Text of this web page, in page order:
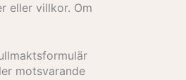
eller villkor. Om
motsvarande